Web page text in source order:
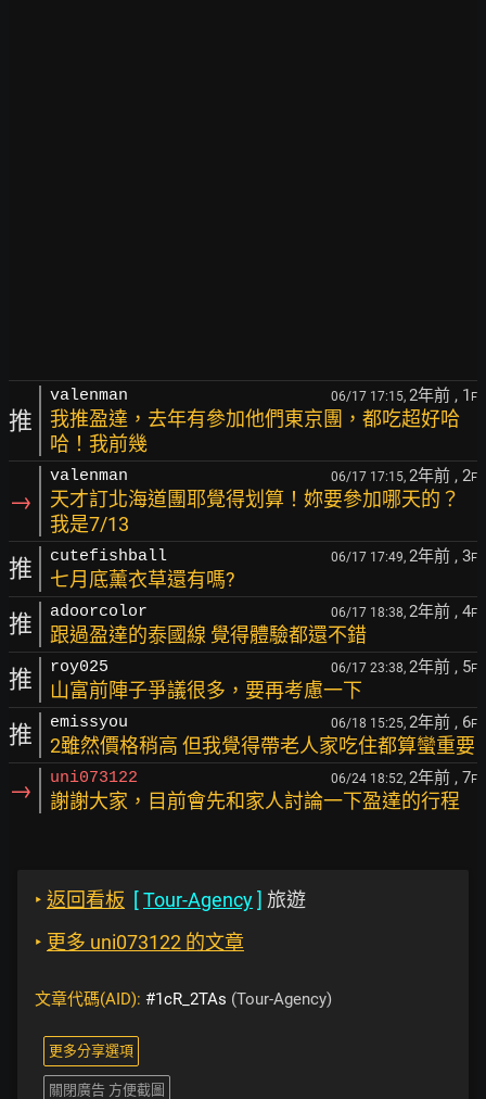
推
valenman 06/17 17:15, 2年前 , 1 F
我推盈達，去年有參加他們東京團，都吃超好哈
哈！我前幾
→
valenman 06/17 17:15, 2年前 , 2F
天才訂北海道團耶覺得划算！妳要參加哪天的？
我是7/13
推 cutefishball 06/17 17:49, 2年前 , 3F
七月底薰衣草還有嗎?
推 adoorcolor 06/17 18:38, 2年前 , 4F
跟過盈達的泰國線 覺得體驗都還不錯
推 roy025 06/17 23:38, 2年前 , 5F
山富前陣子爭議很多，要再考慮一下
推 emissyou 06/18 15:25, 2年前 , 6F
2雖然價格稍高 但我覺得帶老人家吃住都算蠻重要
→ uni073122 06/24 18:52, 2年前 , 7F
謝謝大家，目前會先和家人討論一下盈達的行程
‣ 返回看板 [Tour-Agency] 旅遊
‣ 更多 uni073122 的文章
文章代碼(AID): #1cR_2TAs (Tour-Agency)
更多分享選項
關閉廣告 方便截圖